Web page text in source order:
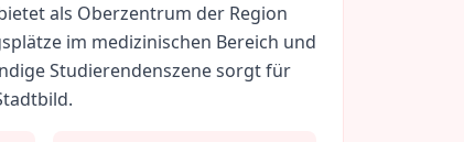
als Oberzentrum der Region
im medizinischen Bereich und
Studierendenszene sorgt für